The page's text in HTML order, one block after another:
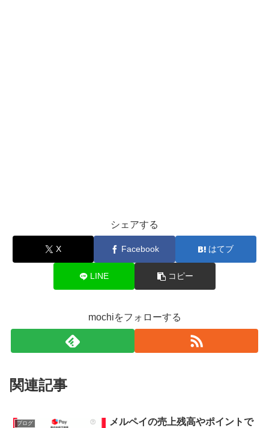
シェアする
X Facebook はてブ
LINE コピー
mochiをフォローする
関連記事
ブログ
メルペイの売上残高やポイントで